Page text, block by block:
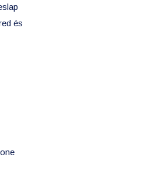
és